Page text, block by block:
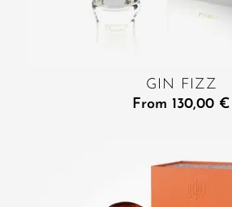
GIN FIZZ
From 130,00 €